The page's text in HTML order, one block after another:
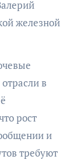
железной
в
рост
и
требуют